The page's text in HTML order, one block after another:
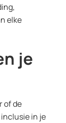
elke
je
of de
in je